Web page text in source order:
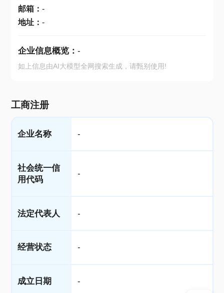
邮箱： -
地址： -
企业信息概览： -
如上信息由AI大模型全网搜索生成，请甄别使用!
工商注册
企业名称 -
社会统一信
用代码
-
法定代表人 -
经营状态 -
成立日期 -